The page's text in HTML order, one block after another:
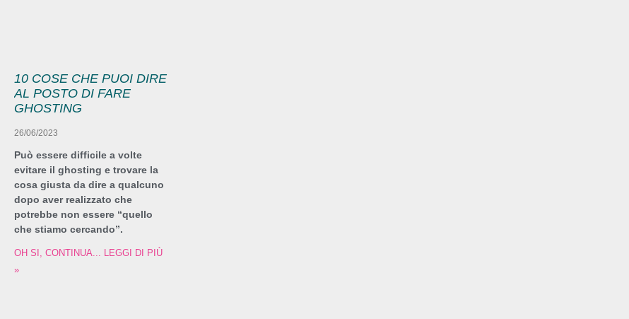
10 COSE CHE PUOI DIRE
AL POSTO DI FARE
GHOSTING
26/06/2023
Può essere difficile a volte
evitare il ghosting e trovare la
cosa giusta da dire a qualcuno
dopo aver realizzato che
potrebbe non essere “quello
che stiamo cercando”.
OH SI, CONTINUA... LEGGI DI PIÙ
»